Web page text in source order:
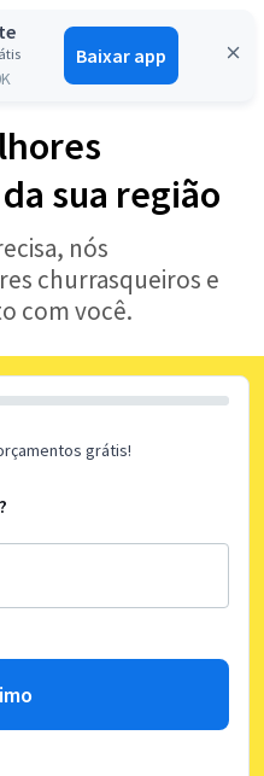
Baixar app
Entrar
sua região
nós
churrasqueiros e
com você.
grátis!